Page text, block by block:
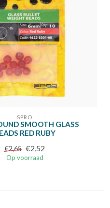
SPRO
SMOOTH GLASS
RED RUBY
€2,65 €2,52
Op voorraad